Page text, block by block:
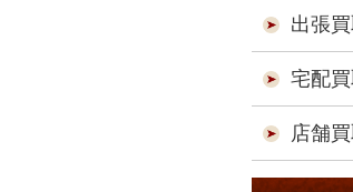
出張
宅配買
店舗